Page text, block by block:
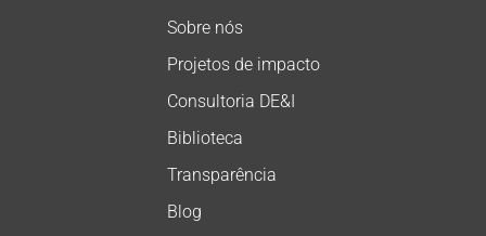
Sobre nós
Projetos de impacto
Consultoria DE&I
Biblioteca
Transparência
Blog